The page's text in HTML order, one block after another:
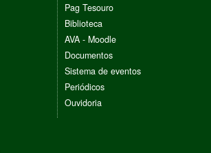
Pag Tesouro
Biblioteca
AVA - Moodle
Documentos
Sistema de eventos
Periódicos
Ouvidoria